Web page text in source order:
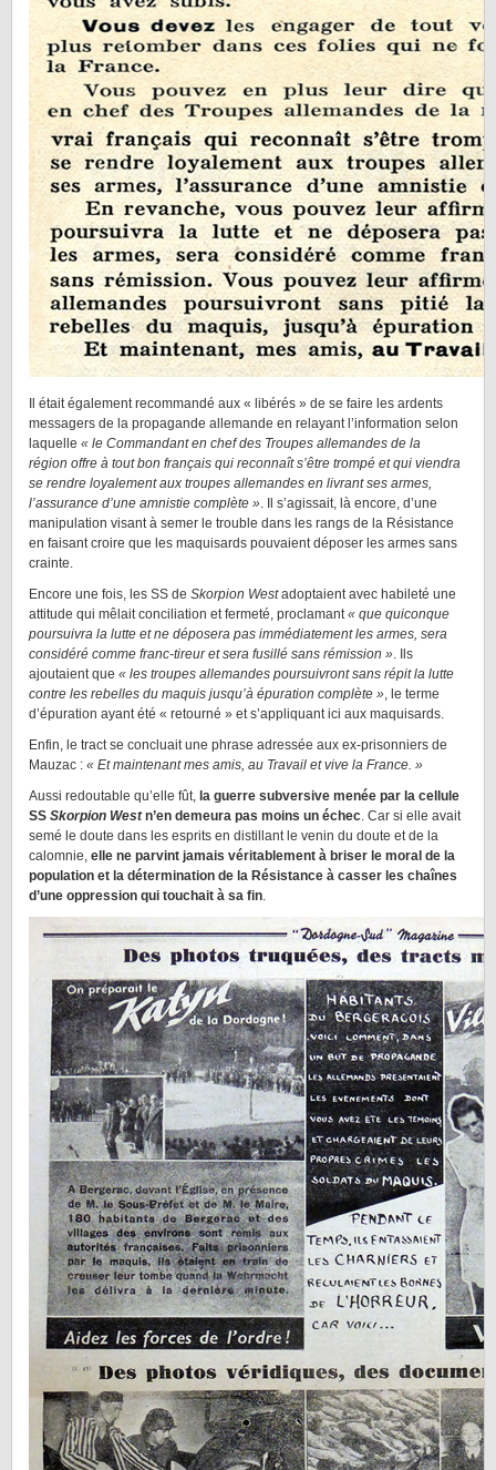
Il était également recommandé aux « libérés » de se faire les ardents
messagers de la propagande allemande en relayant l’information selon
laquelle « le Commandant en chef des Troupes allemandes de la
région offre à tout bon français qui reconnaît s’être trompé et qui viendra
se rendre loyalement aux troupes allemandes en livrant ses armes,
l’assurance d’une amnistie complète ». Il s’agissait, là encore, d’une
manipulation visant à semer le trouble dans les rangs de la Résistance
en faisant croire que les maquisards pouvaient déposer les armes sans
crainte.
Encore une fois, les SS de Skorpion Westadoptaient avec habileté une
attitude qui mêlait conciliation et fermeté, proclamant« que quiconque
poursuivra la lutte et ne déposera pas immédiatement les armes, sera
considéré comme franc-tireur et sera fusillé sans rémission ». Ils
ajoutaient que « les troupes allemandes poursuivront sans répit la lutte
contre les rebelles du maquis jusqu’à épuration complète », le terme
d’épuration ayant été « retourné » et s’appliquant ici aux maquisards.
Enfin, le tract se concluait une phrase adressée aux ex-prisonniers de
Mauzac : « Et maintenant mes amis, au Travail et vive la France. »
Aussi redoutable qu’elle fût, la guerre subversive menée par la cellule
SS Skorpion Westn’en demeura pas moins un échec. Car si elle avait
semé le doute dans les esprits en distillant le venin du doute et de la
calomnie, elle ne parvint jamais véritablement à briser le moral de la
population et la détermination de la Résistance à casser les chaînes
d’une oppression qui touchait à sa fin.